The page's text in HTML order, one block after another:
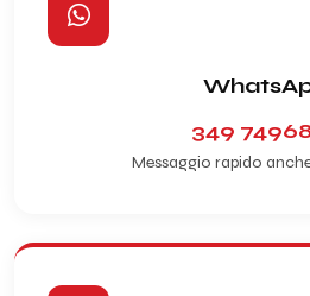
349
Messaggio rapido